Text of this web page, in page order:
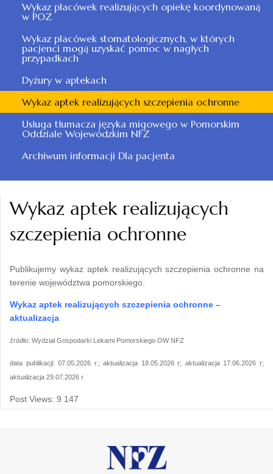
Wykaz placówek realizujących opiekę koordynowaną
w POZ
Wykaz placówek stomatologicznych, w których
pacjenci mogą uzyskać pomoc w nagłych
przypadkach
Dyżury w aptekach
Wykaz aptek realizujących szczepienia ochronne
Usługa tłumacza języka migowego w Pomorskim
Oddziale Wojewódzkim NFZ
Archiwum informacji Dla pacjenta
Wykaz aptek realizujących
szczepienia ochronne
Publikujemy wykaz aptek realizujących szczepienia ochronne na
terenie województwa pomorskiego.
Wykaz aptek realizujących szczepienia ochronne –
aktualizacja
źródło: Wydział Gospodarki Lekami Pomorskiego OW NFZ
data publikacji: 07.05.2026 r.; aktualizacja 18.05.2026 r; aktualizacja 17.06.2026 r;
aktualizacja 29.07.2026 r.
Post Views: 9 147